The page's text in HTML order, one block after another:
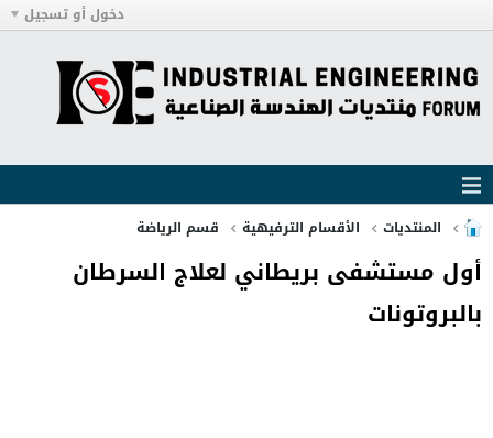
دخول أو تسجيل
المنتديات الأقسام الترفيهية قسم الرياضة
أول مستشفى بريطاني لعلاج السرطان
بالبروتونات